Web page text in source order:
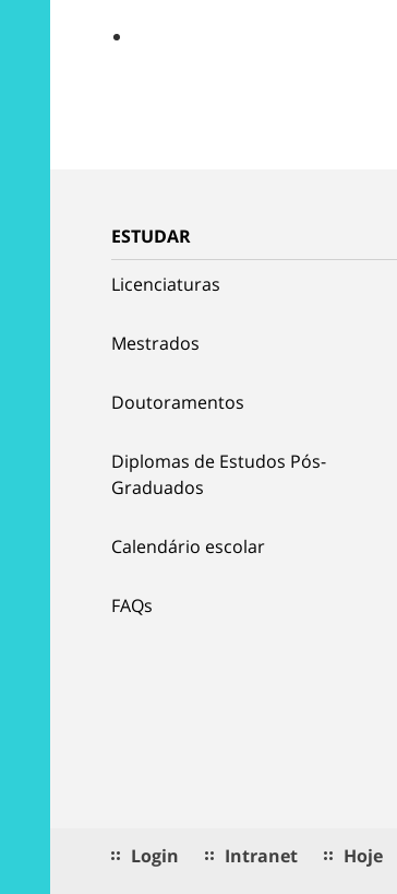
ESTUDAR
Licenciaturas
Mestrados
Doutoramentos
Diplomas de Estudos Pós-
Graduados
Calendário escolar
FAQs
Login Intranet Hoje